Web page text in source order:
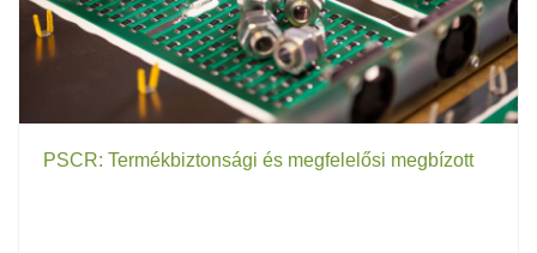
PSCR: Termékbiztonsági és megfelelősi megbízott